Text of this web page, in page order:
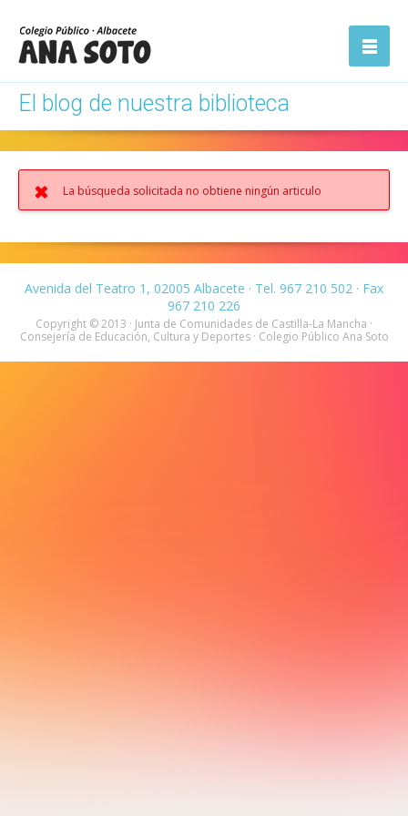
navegación
El blog de nuestra biblioteca
La búsqueda solicitada no obtiene ningún articulo
Avenida del Teatro 1, 02005 Albacete · Tel. 967 210 502 · Fax
967 210 226
Copyright © 2013 · Junta de Comunidades de Castilla-La Mancha ·
Consejería de Educación, Cultura y Deportes · Colegio Público Ana Soto